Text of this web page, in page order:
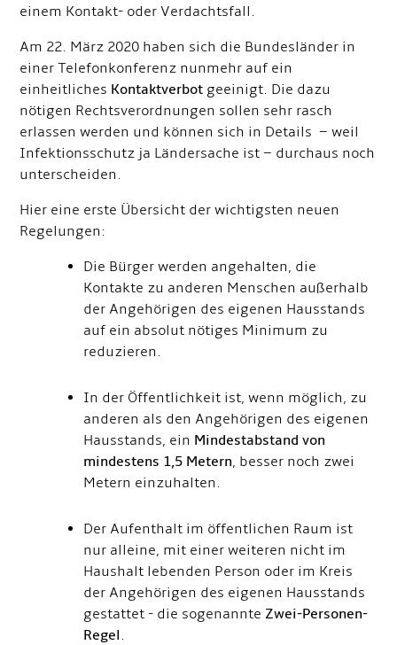
einem Kontakt- oder Verdachtsfall.
Am 22. März 2020 haben sich die Bundesländer in
einer Telefonkonferenz nunmehr auf ein
einheitliches Kontaktverbot geeinigt. Die dazu
nötigen Rechtsverordnungen sollen sehr rasch
erlassen werden und können sich in Details – weil
Infektionsschutz ja Ländersache ist – durchaus noch
unterscheiden.
Hier eine erste Übersicht der wichtigsten neuen
Regelungen:
Die Bürger werden angehalten, die
Kontakte zu anderen Menschen außerhalb
der Angehörigen des eigenen Hausstands
auf ein absolut nötiges Minimum zu
reduzieren.
In der Öffentlichkeit ist, wenn möglich, zu
anderen als den Angehörigen des eigenen
Hausstands, ein Mindestabstand von
mindestens 1,5 Metern, besser noch zwei
Metern einzuhalten.
Der Aufenthalt im öffentlichen Raum ist
nur alleine, mit einer weiteren nicht im
Haushalt lebenden Person oder im Kreis
der Angehörigen des eigenen Hausstands
gestattet - die sogenannte Zwei-Personen-
Regel .